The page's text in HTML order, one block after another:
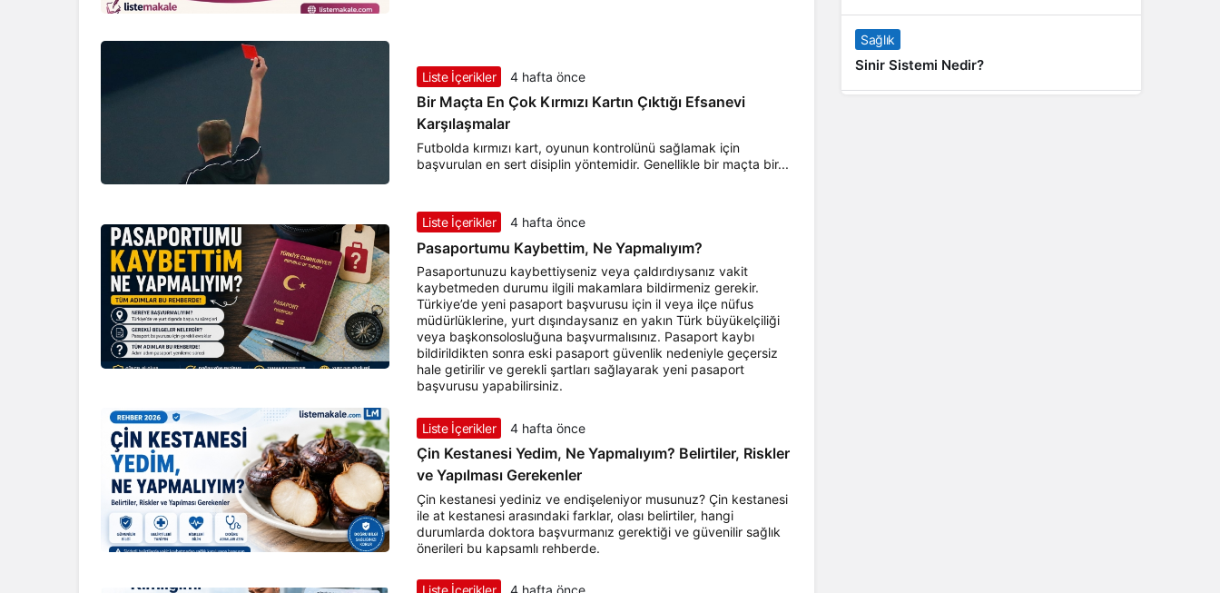
Liste İçerikler 4 hafta önce
Bir Maçta En Çok Kırmızı Kartın Çıktığı Efsanevi
Karşılaşmalar
Futbolda kırmızı kart, oyunun kontrolünü sağlamak için
başvurulan en sert disiplin yöntemidir. Genellikle bir maçta bir...
Liste İçerikler 4 hafta önce
Pasaportumu Kaybettim, Ne Yapmalıyım?
Pasaportunuzu kaybettiyseniz veya çaldırdıysanız vakit
kaybetmeden durumu ilgili makamlara bildirmeniz gerekir.
Türkiye’de yeni pasaport başvurusu için il veya ilçe nüfus
müdürlüklerine, yurt dışındaysanız en yakın Türk büyükelçiliği
veya başkonsolosluğuna başvurmalısınız. Pasaport kaybı
bildirildikten sonra eski pasaport güvenlik nedeniyle geçersiz
hale getirilir ve gerekli şartları sağlayarak yeni pasaport
başvurusu yapabilirsiniz.
Liste İçerikler 4 hafta önce
Çin Kestanesi Yedim, Ne Yapmalıyım? Belirtiler, Riskler
ve Yapılması Gerekenler
Çin kestanesi yediniz ve endişeleniyor musunuz? Çin kestanesi
ile at kestanesi arasındaki farklar, olası belirtiler, hangi
durumlarda doktora başvurmanız gerektiği ve güvenilir sağlık
önerileri bu kapsamlı rehberde.
Liste İçerikler 4 hafta önce
Sağlık
Sinir Sistemi Nedir?